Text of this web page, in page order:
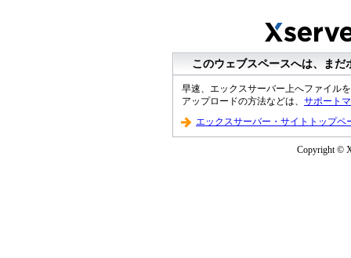
このウェブスペースへは、ま
早速、エックスサーバー上へファイル
アップロードの方法などは、 サポート
エックスサーバー・サイトトップペ
Copyright ©